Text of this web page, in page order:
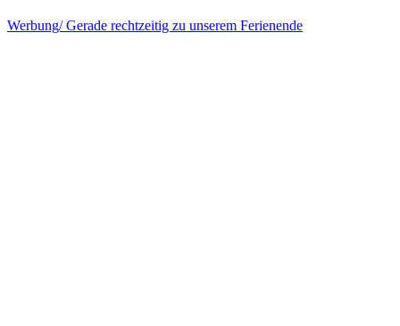
Werbung/ Gerade rechtzeitig zu unserem Ferienende